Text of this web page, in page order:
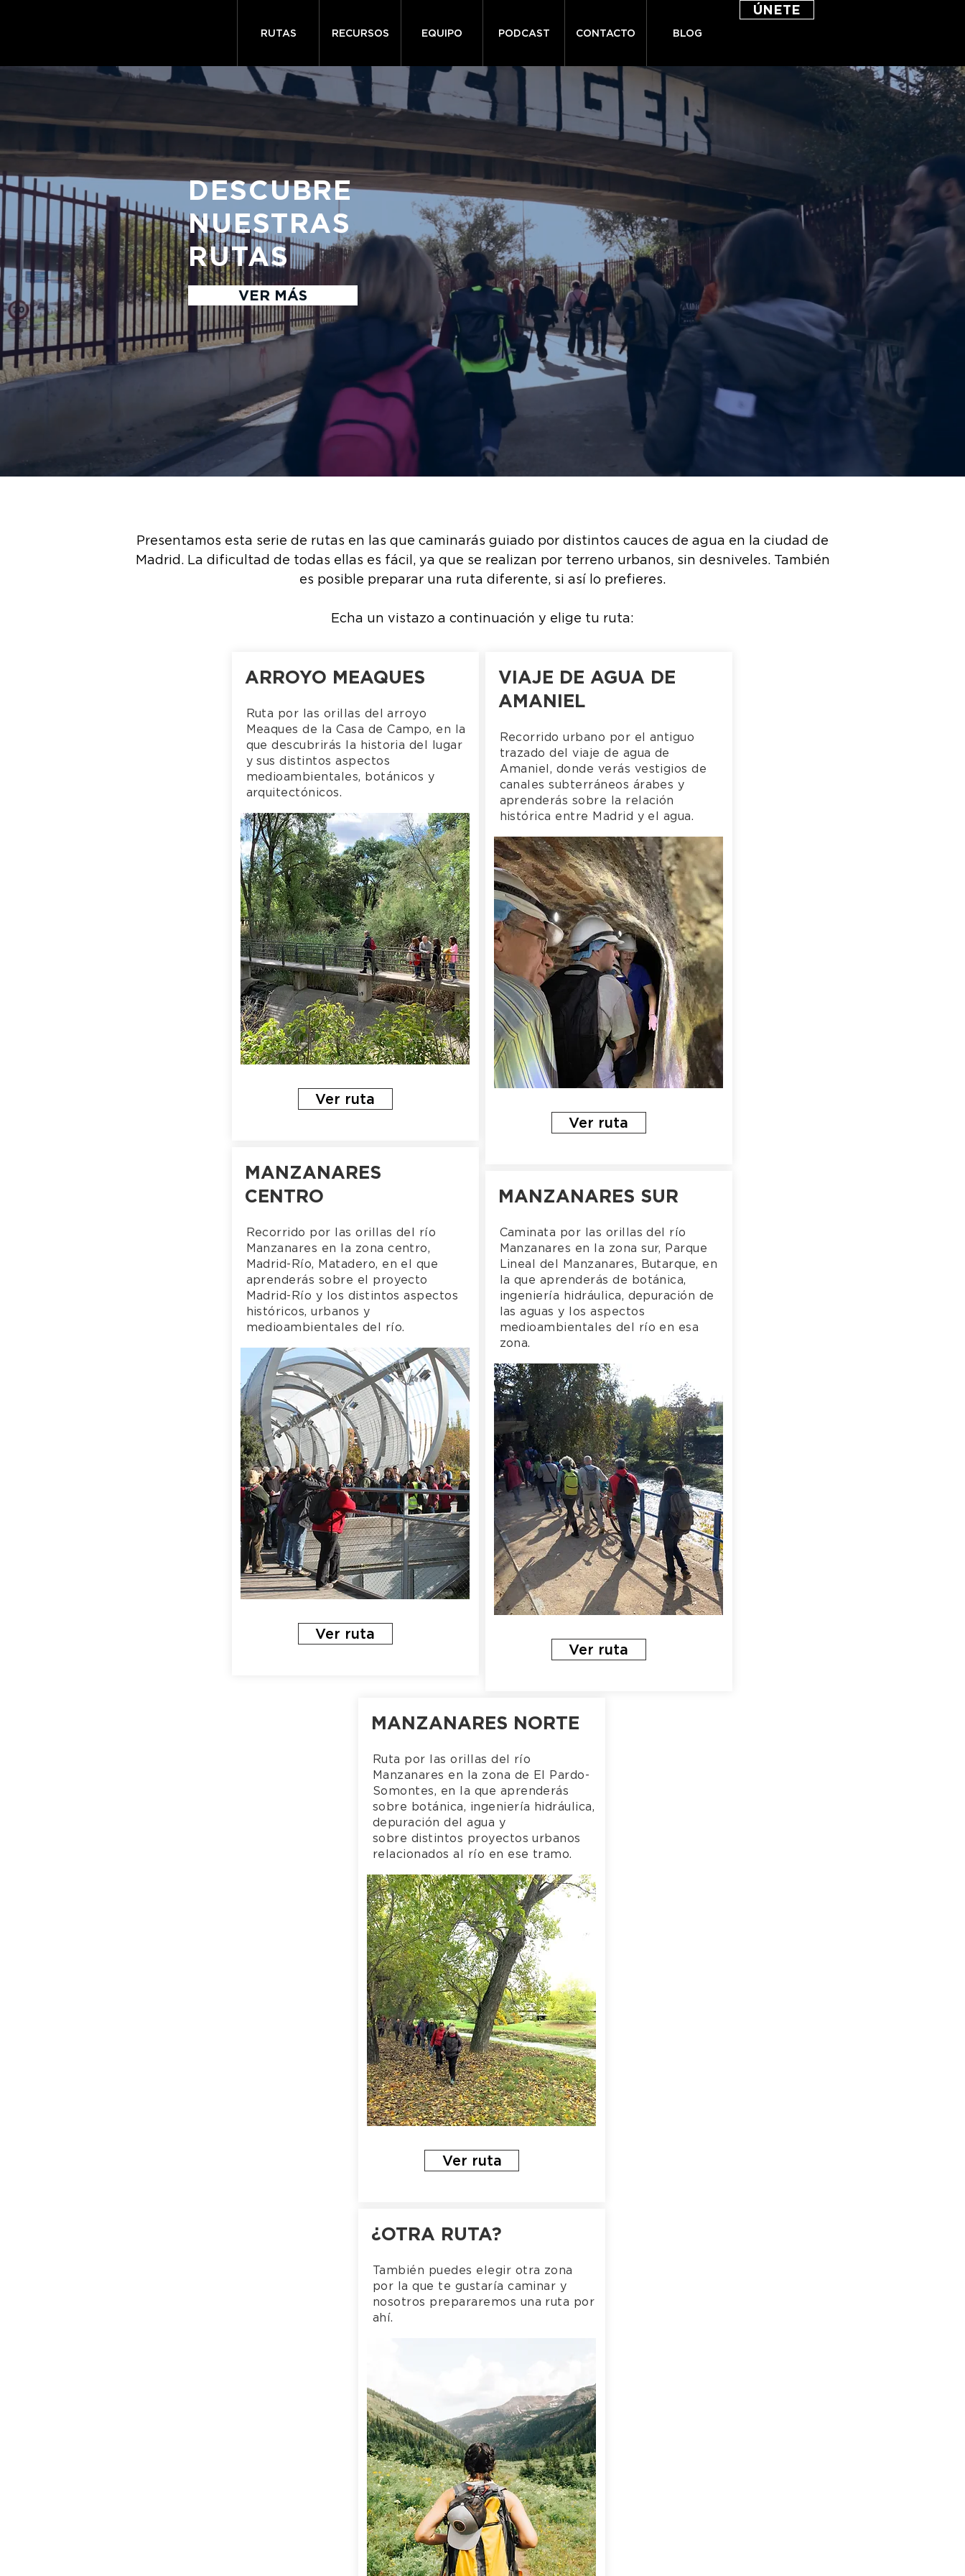
RUTAS RECURSOS EQUIPO PODCAST CONTACTO BLOG
ÚNETE
DESCUBRE
NUESTRAS
RUTAS
VER MÁS
Presentamos esta serie de rutas en las que caminarás guiado por distintos cauces de agua en la ciudad de
Madrid. La dificultad de todas ellas es fácil, ya que se realizan por terreno urbanos, sin desniveles. También
es posible preparar una ruta diferente, si así lo prefieres.
Echa un vistazo a continuación y elige tu ruta:
ARROYO MEAQUES
Ruta por las orillas del arroyo
Meaques de la Casa de Campo, en la
que descubrirás la historia del lugar
y sus distintos aspectos
medioambientales, botánicos y
arquitectónicos.
Ver ruta
MANZANARES
CENTRO
Recorrido por las orillas del río
Manzanares en la zona centro,
Madrid-Río, Matadero, en el que
aprenderás sobre el proyecto
Madrid-Río y los distintos aspectos
históricos, urbanos y
medioambientales del río.
Ver ruta
VIAJE DE AGUA DE
AMANIEL
Recorrido urbano por el antiguo
trazado del viaje de agua de
Amaniel, donde verás vestigios de
canales subterráneos árabes y
aprenderás sobre la relación
histórica entre Madrid y el agua.
Ver ruta
MANZANARES SUR
Caminata por las orillas del río
Manzanares en la zona sur, Parque
Lineal del Manzanares, Butarque, en
la que aprenderás de botánica,
ingeniería hidráulica, depuración de
las aguas y los aspectos
medioambientales del río en esa
zona.
Ver ruta
MANZANARES NORTE
Ruta por las orillas del río
Manzanares en la zona de El Pardo-
Somontes, en la que aprenderás
sobre botánica, ingeniería hidráulica,
depuración del agua y
sobre distintos proyectos urbanos
relacionados al río en ese tramo.
Ver ruta
¿OTRA RUTA?
También puedes elegir otra zona
por la que te gustaría caminar y
nosotros prepararemos una ruta por
ahí.